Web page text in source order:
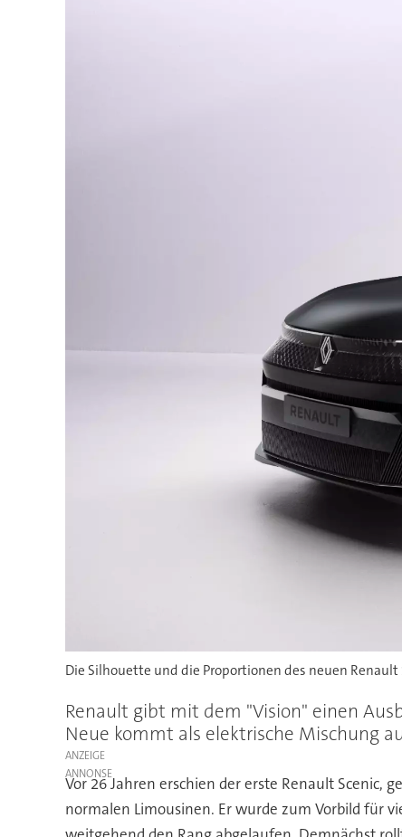
Die Silhouette und die Proportionen des neuen
Renault gibt mit dem "Vision" einen
Neue kommt als elektrische Mischung
ANZEIGE
Vor 26 Jahren erschien der erste Renault Scenic,
normalen Limousinen. Er wurde zum Vorbild für